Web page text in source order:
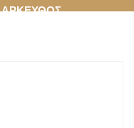
ΑΡΚΕΥΘΟΣ